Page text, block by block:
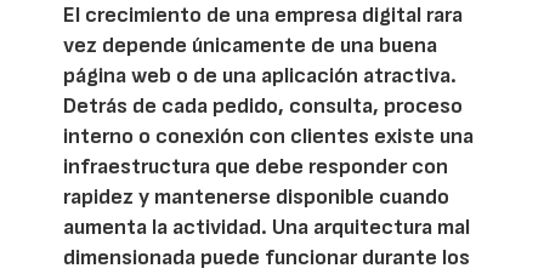
El crecimiento de una empresa digital rara
vez depende únicamente de una buena
página web o de una aplicación atractiva.
Detrás de cada pedido, consulta, proceso
interno o conexión con clientes existe una
infraestructura que debe responder con
rapidez y mantenerse disponible cuando
aumenta la actividad. Una arquitectura mal
dimensionada puede funcionar durante los